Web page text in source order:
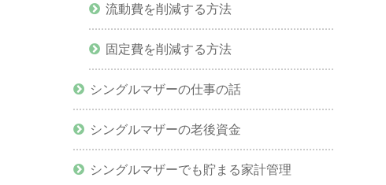
流動費を削減する方法
固定費を削減する方法
シングルマザーの仕事の話
シングルマザーの老後資金
シングルマザーでも貯まる家計管理